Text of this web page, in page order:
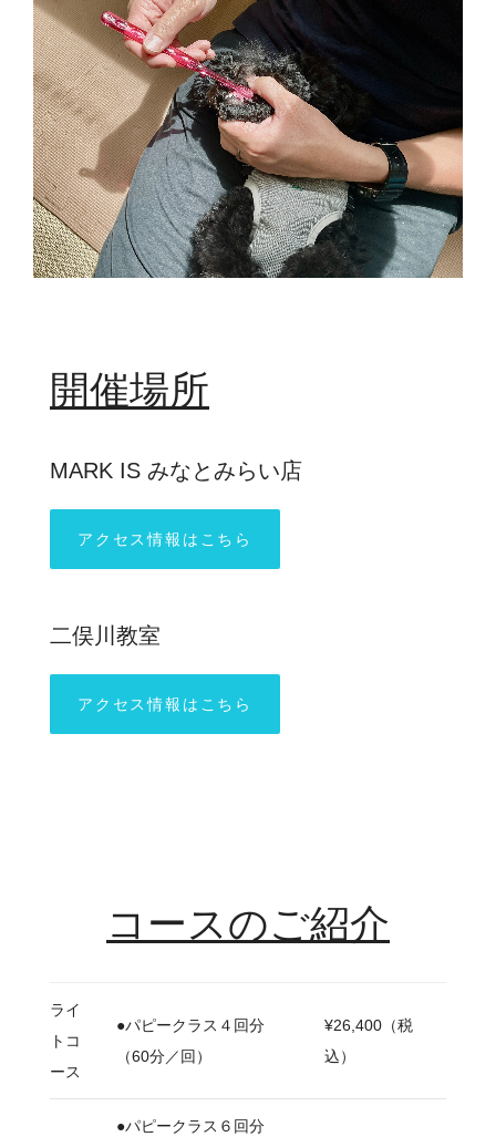
開催場所
MARK IS みなとみらい店
アクセス情報はこちら
二俣川教室
アクセス情報はこちら
コースのご紹介
ライ
トコ
ース
●パピークラス４回分
（60分／回）
¥26,400（税
込）
●パピークラス６回分